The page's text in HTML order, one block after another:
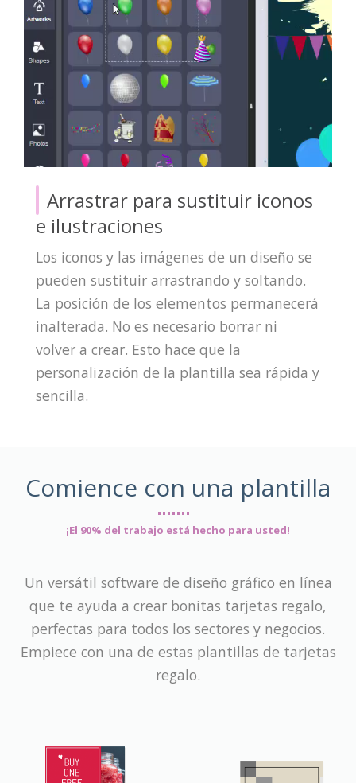
Arrastrar para sustituir iconos
e ilustraciones
Los iconos y las imágenes de un diseño se
pueden sustituir arrastrando y soltando.
La posición de los elementos permanecerá
inalterada. No es necesario borrar ni
volver a crear. Esto hace que la
personalización de la plantilla sea rápida y
sencilla.
Comience con una plantilla
¡El 90% del trabajo está hecho para usted!
Un versátil software de diseño gráfico en línea
que te ayuda a crear bonitas tarjetas regalo,
perfectas para todos los sectores y negocios.
Empiece con una de estas plantillas de tarjetas
regalo.